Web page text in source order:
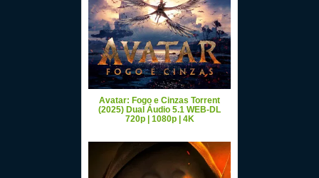
Avatar: Fogo e Cinzas Torrent
(2025) Dual Áudio 5.1 WEB-DL
720p | 1080p | 4K